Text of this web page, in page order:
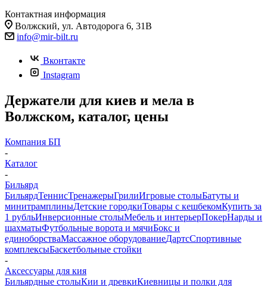
Контактная информация
Волжский, ул. Автодорога 6, 31В
info@mir-bilt.ru
Вконтакте
Instagram
Держатели для киев и мела в
Волжском, каталог, цены
Компания БП
-
Каталог
-
Бильярд
БильярдТеннисТренажерыГрилиИгровые столыБатуты и
минитрамплиныДетские городкиТовары с кешбекомКупить за
1 рубльИнверсионные столыМебель и интерьерПокерНарды и
шахматыФутбольные ворота и мячиБокс и
единоборстваМассажное оборудованиеДартсСпортивные
комплексыБаскетбольные стойки
-
Аксессуары для кия
Бильярдные столыКии и древкиКиевницы и полки для